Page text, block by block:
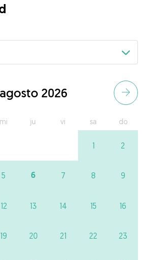
agosto 2026
mi ju vi sa do
1 2
5 6 7 8 9
12 13 14 15 16
19 20 21 22 23